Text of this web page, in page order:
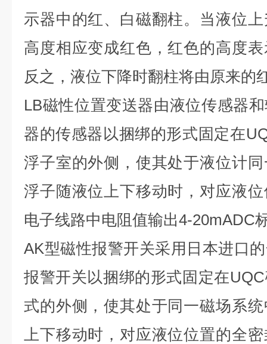
示器中的红、白磁翻柱。当液位
高度相应变成红色，红色的高度
反之，液位下降时翻柱将由原来的
LB磁性位置变送器由液位传感器
器的传感器以捆绑的形式固定在
浮子室的外侧，使其处于液位计
浮子随液位上下移动时，对应液
电子线路中电阻值输出4-20mADC
AK型磁性报警开关采用日本进口
报警开关以捆绑的形式固定在
式的外侧，使其处于同一磁场系
上下移动时，对应液位位置的全